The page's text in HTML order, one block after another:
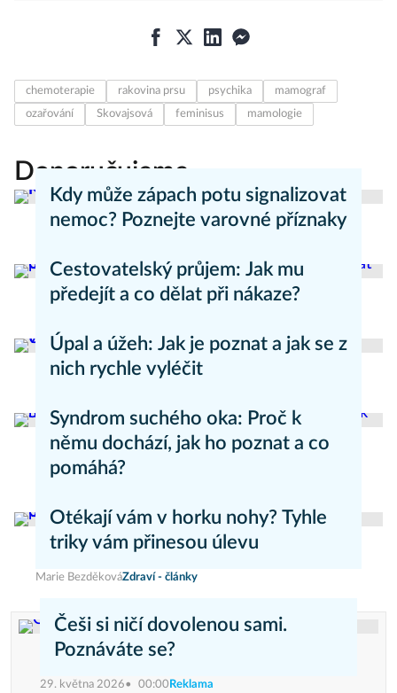
chemoterapie rakovina prsu psychika
mamograf
ozařování
Skovajsová feminisus mamologie
Doporučujeme
Kdy může zápach potu signalizovat
nemoc? Poznejte varovné příznaky
Cestovatelský průjem: Jak mu
předejít a co dělat při nákaze?
Aneta Valešová
Úpal a úžeh: Jak je poznat a jak se z
nich rychle vyléčit
Syndrom suchého oka: Proč k
němu dochází, jak ho poznat a co
pomáhá?
Otékají vám v horku nohy? Tyhle
triky vám přinesou úlevu
Marie BezděkováZdraví - články
Češi si ničí dovolenou sami.
Poznáváte se?
29. května 2026 00:00 Reklama